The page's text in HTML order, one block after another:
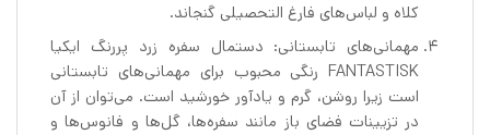
کلاه و لباس‌های فارغ التحصیلی گنجاند.
مهمانی‌های تابستانی: دستمال سفره زرد پررنگ ایکیا
FANTASTISK رنگی محبوب برای مهمانی‌های تابستانی
است زیرا روشن، گرم و یادآور خورشید است. می‌توان از آن
در تزیینات فضای باز مانند سفره‌ها، گل‌ها و فانوس‌ها و